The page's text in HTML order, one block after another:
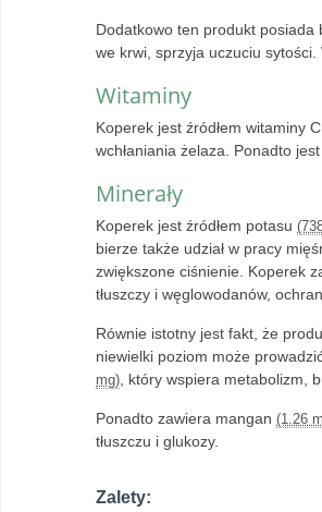
Dodatkowo ten produkt posiada
we krwi, sprzyja uczuciu
Witaminy
Koperek jest źródłem witaminy C
wchłaniania żelaza. Ponadto
Minerały
Koperek jest źródłem potasu
bierze także udział w pracy
zwiększone ciśnienie. Koperek
tłuszczy i węglowodanów,
Równie istotny jest fakt, że
niewielki poziom może
mg) , który wspiera metabolizm,
Ponadto zawiera mangan (1.26
tłuszczu i glukozy.
Zalety: